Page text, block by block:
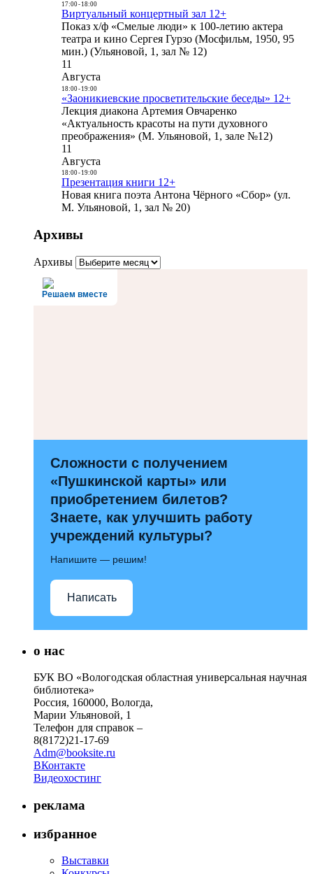
17:00- 18:00
Виртуальный концертный зал 12+
Показ х/ф «Смелые люди» к 100-летию актера
театра и кино Сергея Гурзо (Мосфильм, 1950, 95
мин.) (Ульяновой, 1, зал № 12)
11
Августа
18:00- 19:00
«Заоникиевские просветительские беседы» 12+
Лекция диакона Артемия Овчаренко
«Актуальность красоты на пути духовного
преображения» (М. Ульяновой, 1, зале №12)
11
Августа
18:00- 19:00
Презентация книги 12+
Новая книга поэта Антона Чёрного «Сбор» (ул.
М. Ульяновой, 1, зал № 20)
Архивы
Архивы
Решаем вместе
Сложности с получением
«Пушкинской карты» или
приобретением билетов?
Знаете, как улучшить работу
учреждений культуры?
Напишите — решим!
Написать
о нас
БУК ВО «Вологодская областная универсальная научная
библиотека»
Россия, 160000, Вологда,
Марии Ульяновой, 1
Телефон для справок –
8(8172)21-17-69
Adm@booksite.ru
ВКонтакте
Видеохостинг
реклама
избранное
Выставки